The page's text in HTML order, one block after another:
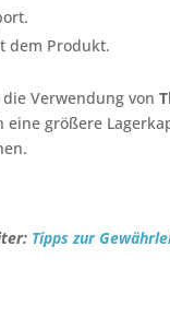
dem Produkt.
Verwendung von
eine größere
Tipps zur